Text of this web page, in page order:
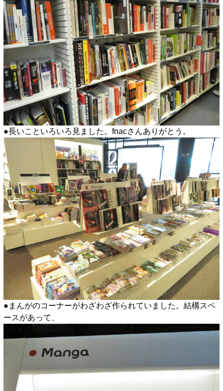
●長いこといろいろ見ました。fnacさんありがとう。
●まんがのコーナーがわざわざ作られていました。結構スペ
ースがあって、